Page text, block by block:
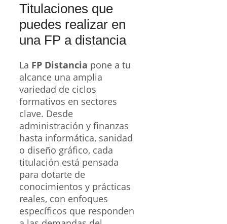
Titulaciones que
puedes realizar en
una FP a distancia
La FP Distancia pone a tu
alcance una amplia
variedad de ciclos
formativos en sectores
clave. Desde
administración y finanzas
hasta informática, sanidad
o diseño gráfico, cada
titulación está pensada
para dotarte de
conocimientos y prácticas
reales, con enfoques
específicos que responden